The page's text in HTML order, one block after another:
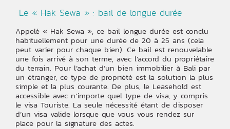
Le « Hak Sewa » : bail de longue durée
Appelé « Hak Sewa », ce bail longue durée est conclu
habituellement pour une durée de 20 à 25 ans (cela
peut varier pour chaque bien). Ce bail est renouvelable
une fois arrivé à son terme, avec l’accord du propriétaire
du terrain. Pour l’achat d’un bien immobilier à Bali par
un étranger, ce type de propriété est la solution la plus
simple et la plus courante. De plus, le Leasehold est
accessible avec n’importe quel type de visa, y compris
le visa Touriste. La seule nécessité étant de disposer
d’un visa valide lorsque que vous vous rendez sur
place pour la signature des actes.